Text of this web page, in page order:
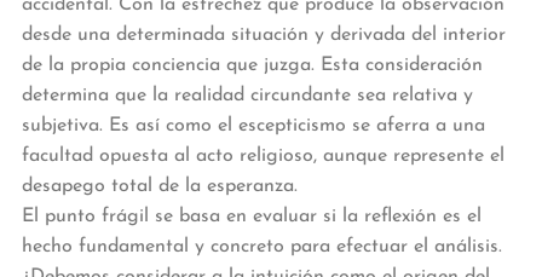
accidental. Con la estrechez que produce la observación
desde una determinada situación y derivada del interior
de la propia conciencia que juzga. Esta consideración
determina que la realidad circundante sea relativa y
subjetiva. Es así como el escepticismo se aferra a una
facultad opuesta al acto religioso, aunque represente el
desapego total de la esperanza.
El punto frágil se basa en evaluar si la reflexión es el
hecho fundamental y concreto para efectuar el análisis.